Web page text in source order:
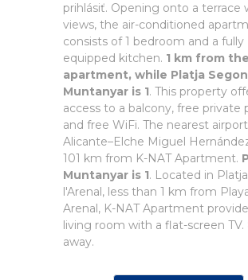
prihlásiť. Opening onto a terrace
views, the air-conditioned
consists of 1 bedroom and a fully
equipped kitchen. 1 km from the
apartment, while Platja Segon
Muntanyar is 1. This property
access to a balcony, free private
and free WiFi. The nearest
Alicante–Elche Miguel
101 km from K-NAT Apartment.
Muntanyar is 1. Located in
l'Arenal, less than 1 km from
Arenal, K-NAT Apartment
living room with a flat-screen
away.